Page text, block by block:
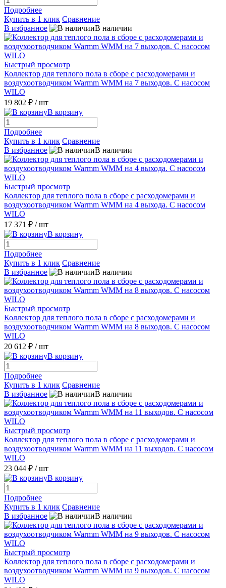
Подробнее
Купить в 1 клик Сравнение
В избранное
В наличии
Быстрый просмотр
Коллектор для теплого пола в сборе с расходомерами и
воздухоотводчиком Warmm WMM на 7 выходов. С насосом
WILO
19 802 ₽ / шт
В корзину
Подробнее
Купить в 1 клик Сравнение
В избранное
В наличии
Быстрый просмотр
Коллектор для теплого пола в сборе с расходомерами и
воздухоотводчиком Warmm WMM на 4 выхода. С насосом
WILO
17 371 ₽ / шт
В корзину
Подробнее
Купить в 1 клик Сравнение
В избранное
В наличии
Быстрый просмотр
Коллектор для теплого пола в сборе с расходомерами и
воздухоотводчиком Warmm WMM на 8 выходов. С насосом
WILO
20 612 ₽ / шт
В корзину
Подробнее
Купить в 1 клик Сравнение
В избранное
В наличии
Быстрый просмотр
Коллектор для теплого пола в сборе с расходомерами и
воздухоотводчиком Warmm WMM на 11 выходов. С насосом
WILO
23 044 ₽ / шт
В корзину
Подробнее
Купить в 1 клик Сравнение
В избранное
В наличии
Быстрый просмотр
Коллектор для теплого пола в сборе с расходомерами и
воздухоотводчиком Warmm WMM на 9 выходов. С насосом
WILO